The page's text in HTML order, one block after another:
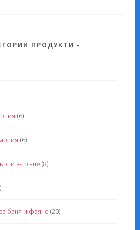
ПРОДУКТИ
(6)
(6)
за ръце (8)
баня и фаянс (20)